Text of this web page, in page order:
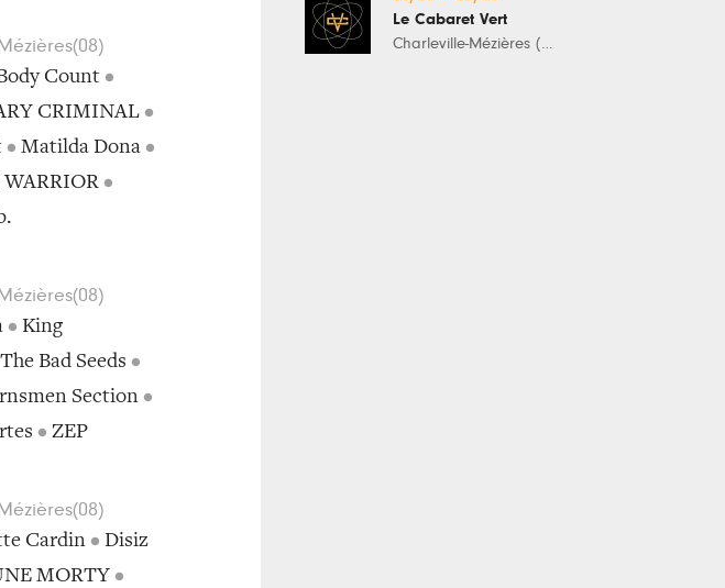
Count •
CRIMINAL •
• Matilda Dona •
WARRIOR •
• King
Bad Seeds •
Section •
• ZEP
Cardin • Disiz
MORTY •
Le Cabaret Vert
Charleville-Mézières (08)